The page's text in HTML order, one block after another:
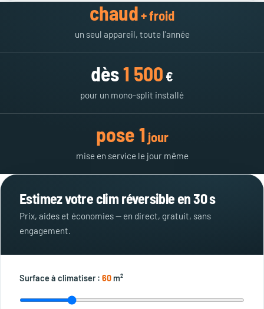
chaud+ froid
un seul appareil, toute l'année
dès1 500 €
pour un mono-split installé
pose 1 jour
mise en service le jour même
Estimez votre clim réversible en 30 s
Prix, aides et économies — en direct, gratuit, sans
engagement.
Surface à climatiser : 60m²